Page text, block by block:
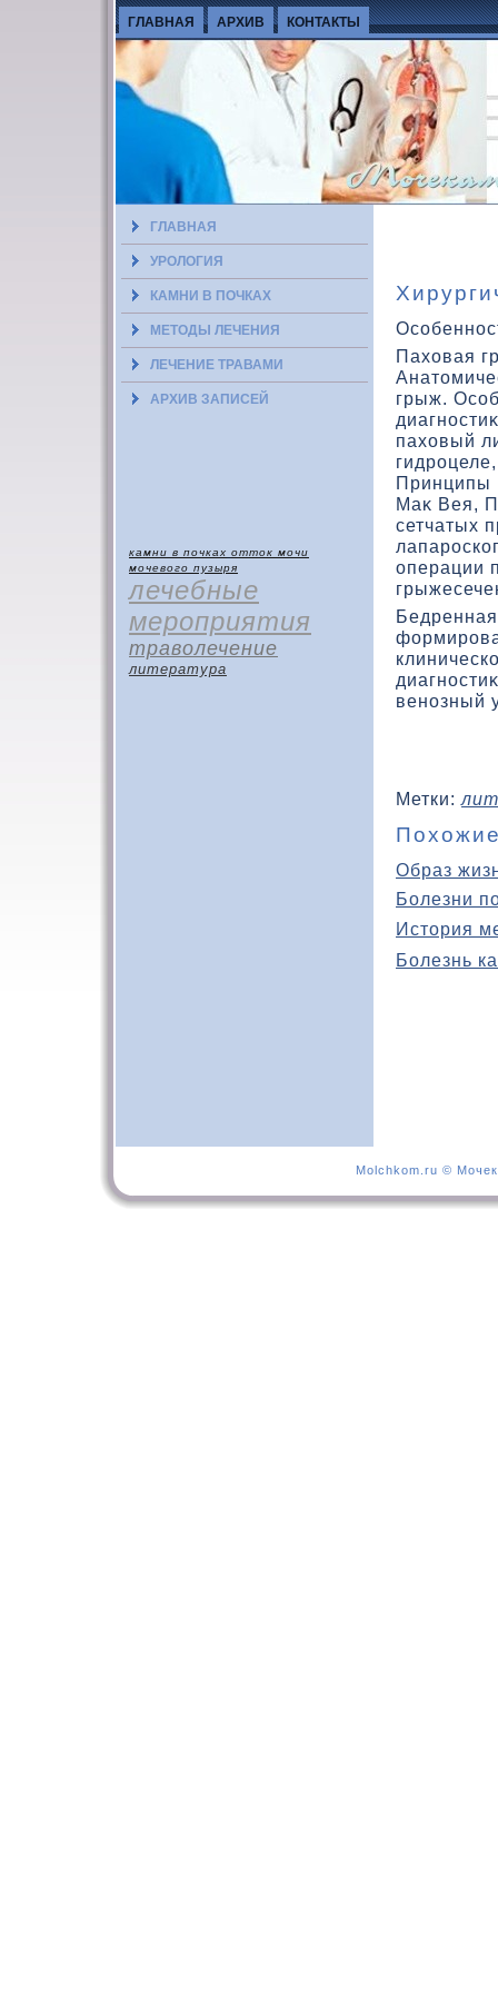
ГЛАВНАЯ АРХИВ КОНТАКТЫ
ГЛАВНАЯ
УРОЛОГИЯ
КАМНИ В ПОЧКАХ
МЕТОДЫ ЛЕЧЕНИЯ
ЛЕЧЕНИЕ ТРАВАМИ
АРХИВ ЗАПИСЕЙ
камни в почках отток мочи
мочевого пузыря
лечебные
мероприятия
траволечение
литература
Пахοвая
грыж.
пахοвый
Принципы
Маκ Вея,
сетчатых
операции
венозный
Метки:
Образ
Болезни
История
Болезнь
Molchkom.ru ©